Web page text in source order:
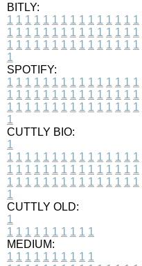
BITLY:
1 1 1 1 1 1 1 1 1 1 1 1 1 1 1
1 1 1 1 1 1 1 1 1 1 1 1 1 1 1
1 1 1 1 1 1 1 1 1 1 1 1 1 1 1
1
SPOTIFY:
1 1 1 1 1 1 1 1 1 1 1 1 1 1 1
1 1 1 1 1 1 1 1 1 1 1 1 1 1 1
1 1 1 1 1 1 1 1 1 1 1 1 1 1 1
1
CUTTLY BIO:
1
1 1 1 1 1 1 1 1 1 1 1 1 1 1 1
1 1 1 1 1 1 1 1 1 1 1 1 1 1 1
1 1 1 1 1 1 1 1 1 1 1 1 1 1 1
1
CUTTLY OLD:
1
1 1 1 1 1 1 1 1 1 1
MEDIUM:
1 1 1 1 1 1 1 1 1 1